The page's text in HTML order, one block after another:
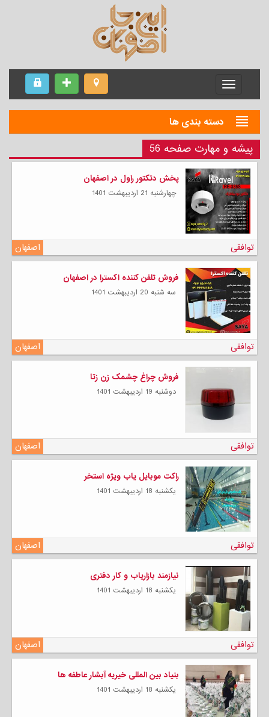
Menu
دسته بندی ها
پیشه و مهارت صفحه 56
پخش دتکتور راول در اصفهان
چهارشنبه 21 ارديبهشت 1401
اصفهان توافقی
فروش تلفن کننده اکسترا در اصفهان
سه شنبه 20 ارديبهشت 1401
اصفهان توافقی
فروش چراغ چشمک زن زتا
دوشنبه 19 ارديبهشت 1401
اصفهان توافقی
راکت موبایل یاب ویژه استخر
يكشنبه 18 ارديبهشت 1401
اصفهان توافقی
نیازمند بازاریاب و کار دفترى
يكشنبه 18 ارديبهشت 1401
اصفهان توافقی
بنیاد بین المللی خیریه آبشار عاطفه ها
يكشنبه 18 ارديبهشت 1401